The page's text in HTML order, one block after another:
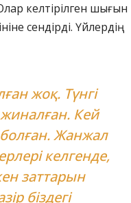
келтірілген шығын
сендірді. Үйлердің
жоқ. Түнгі
Кей
Жанжал
келгенде,
заттарын
біздегі